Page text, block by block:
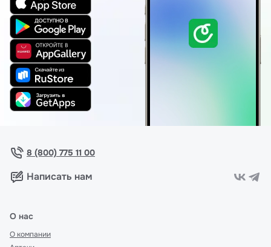
8 (800) 775 11 00
Написать нам
О нас
О компании